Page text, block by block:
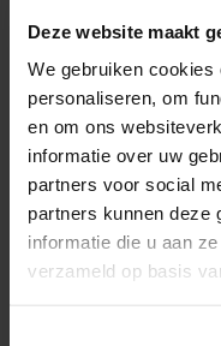
Deze website maakt
We gebruiken
personaliseren, om
en om ons
informatie over uw
partners voor social
partners kunnen deze
informatie die u aan
verzameld op basis
Onroerend goed
Ruimtelijke
Transformatie
Zorgvastgoed